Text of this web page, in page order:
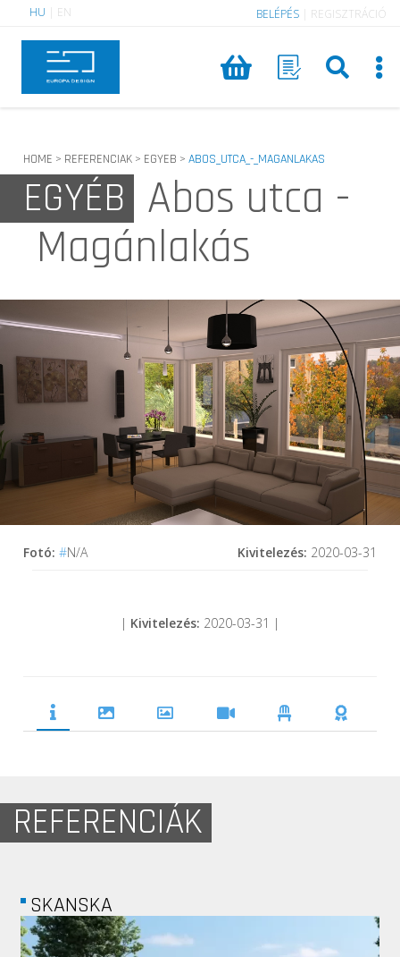
HU EN BELÉPÉS REGISZTRÁCIÓ
HOME > REFERENCIAK > EGYEB >ABOS_UTCA_-_MAGANLAKAS
EGYÉB Abos utca -
Magánlakás
Fotó:#N/A Kivitelezés: 2020-03-31
| Kivitelezés: 2020-03-31 |
REFERENCIÁK
EATON...